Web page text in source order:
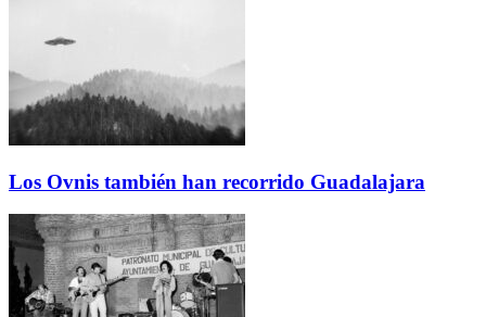
Los Ovnis también han recorrido Guadalajara